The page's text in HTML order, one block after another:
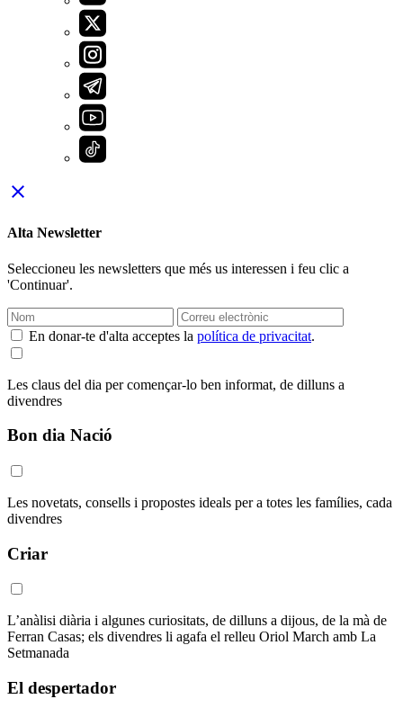
close
Alta Newsletter
Seleccioneu les newsletters que més us interessen i feu clic a
'Continuar'.
En donar-te d'alta acceptes la política de privacitat.
Les claus del dia per començar-lo ben informat, de dilluns a
divendres
Bon dia Nació
Les novetats, consells i propostes ideals per a totes les famílies, cada
divendres
Criar
L’anàlisi diària i algunes curiositats, de dilluns a dijous, de la mà de
Ferran Casas; els divendres li agafa el relleu Oriol March amb La
Setmanada
El despertador